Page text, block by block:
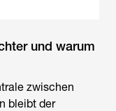
und warum
zwischen
bleibt der